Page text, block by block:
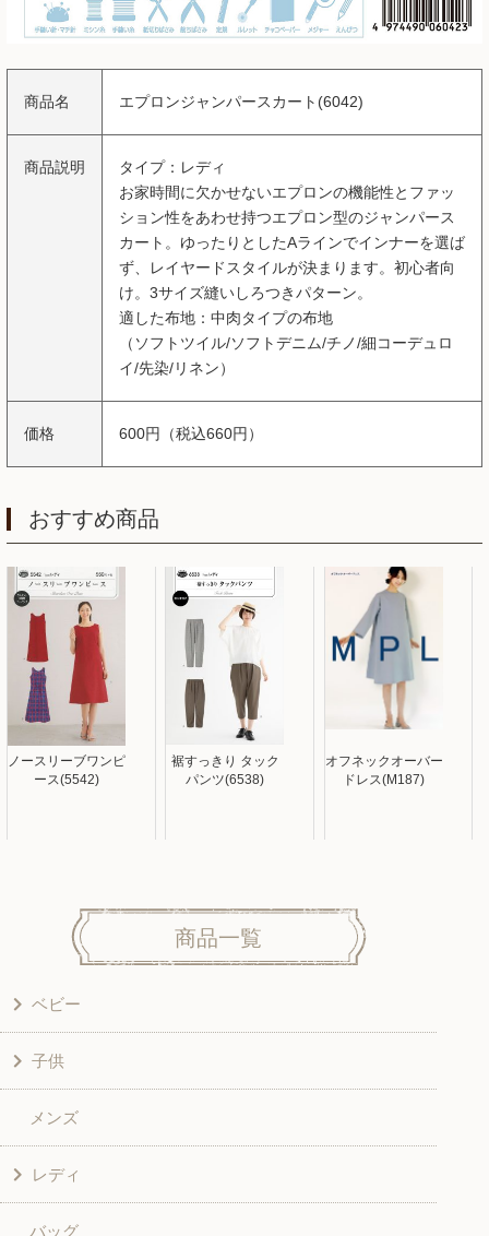
商品名 エプロンジャンパースカート(6042)
商品説明
タイプ：レディ
お家時間に欠かせないエプロンの機能性とファッ
ション性をあわせ持つエプロン型のジャンパース
カート。ゆったりとしたAラインでインナーを選ば
ず、レイヤードスタイルが決まります。初心者向
け。3サイズ縫いしろつきパターン。
適した布地：中肉タイプの布地
（ソフトツイル/ソフトデニム/チノ/細コーデュロ
イ/先染/リネン）
価格 600円（税込660円）
おすすめ商品
ノースリーブワンピ
ース(5542)
裾すっきり タック
パンツ(6538)
オフネックオーバー
ドレス(M187)
商品一覧
ベビー
洋服
和風衣類
グッズ
子供
ワンピース
シャツ・ブラウス
スカート・パンツ
メンズ
レディ
シャツ・ブラウス
バッグ